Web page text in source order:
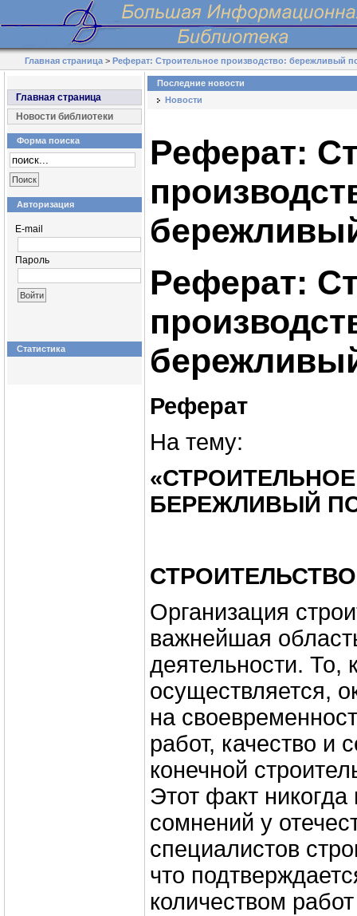
Главная страница >Реферат: Строительное производство: бережливый
Главная страница
Новости библиотеки
Форма поиска
Авторизация
E-mail
Пароль
Статистика
Последние новости
Новости
Реферат:
Реферат:
Реферат
На тему:
БЕРЕЖЛИВЫЙ
Организация
важнейшая
деятельности. То,
осуществляется,
на
работ, качество и
конечной
Этот факт
сомнений у
специалистов
что
количеством